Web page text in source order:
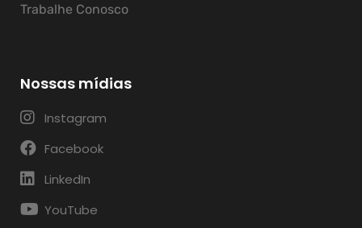
Trabalhe Conosco
Nossas mídias
Instagram
Facebook
LinkedIn
YouTube